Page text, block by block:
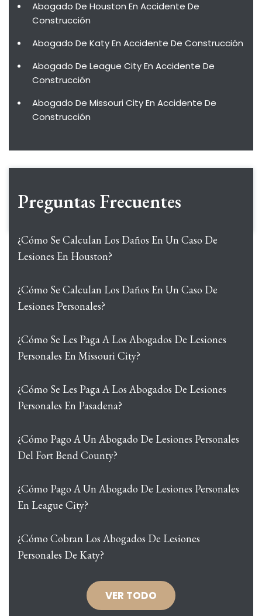
Abogado De Houston En Accidente De
Construcción
Abogado De Katy En Accidente De Construcción
Abogado De League City En Accidente De
Construcción
Abogado De Missouri City En Accidente De
Construcción
Preguntas Frecuentes
¿Cómo Se Calculan Los Daños En Un Caso De
Lesiones En Houston?
¿Cómo Se Calculan Los Daños En Un Caso De
Lesiones Personales?
¿Cómo Se Les Paga A Los Abogados De Lesiones
Personales En Missouri City?
¿Cómo Se Les Paga A Los Abogados De Lesiones
Personales En Pasadena?
¿Cómo Pago A Un Abogado De Lesiones Personales
Del Fort Bend County?
¿Cómo Pago A Un Abogado De Lesiones Personales
En League City?
¿Cómo Cobran Los Abogados De Lesiones
Personales De Katy?
VER TODO